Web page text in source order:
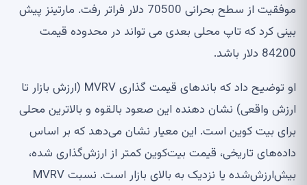
موفقیت از سطح بحرانی 70500 دلار فراتر رفت. مارتینز پیش
بینی کرد که تاپ محلی بعدی می تواند در محدوده قیمت
84200 دلار باشد.
او توضیح داد که باندهای قیمت گذاری MVRV (ارزش بازار تا
ارزش واقعی) نشان دهنده این صعود بالقوه و بالاترین محلی
برای بیت کوین است. این معیار نشان می‌دهد که بر اساس
داده‌های تاریخی، قیمت بیت‌کوین کمتر از ارزش‌گذاری شده،
بیش‌ارزش‌شده یا نزدیک به بالای بازار است. نسبت MVRV